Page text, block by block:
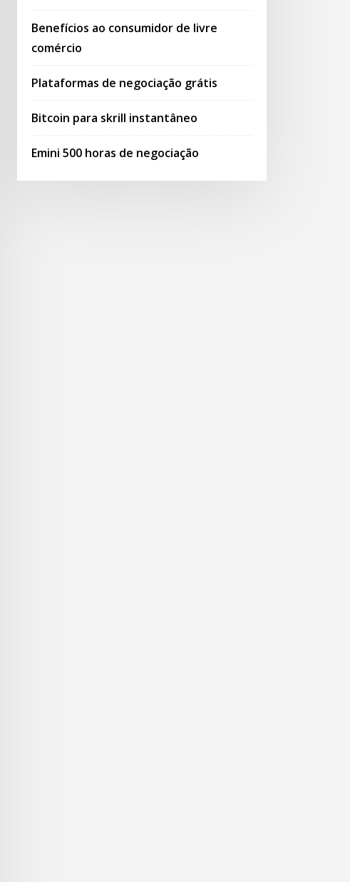
Benefícios ao consumidor de livre
comércio
Plataformas de negociação grátis
Bitcoin para skrill instantâneo
Emini 500 horas de negociação